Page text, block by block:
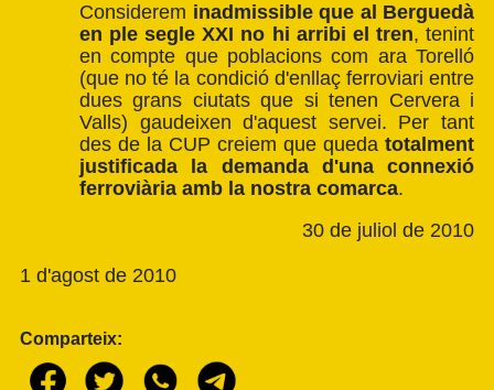
Considerem inadmissible que al Berguedà
en ple segle XXI no hi arribi el tren, tenint
en compte que poblacions com ara Torelló
(que no té la condició d'enllaç ferroviari entre
dues grans ciutats que si tenen Cervera i
Valls) gaudeixen d'aquest servei. Per tant
des de la CUP creiem que queda totalment
justificada la demanda d'una connexió
ferroviària amb la nostra comarca.
30 de juliol de 2010
1 d'agost de 2010
Comparteix: